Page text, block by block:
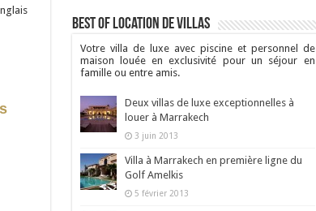
Best Of Location de Villas
Votre villa de luxe avec piscine et personnel de
maison louée en exclusivité pour un séjour en
famille ou entre amis.
Deux villas de luxe exceptionnelles à
louer à Marrakech
3 juin 2013
Villa à Marrakech en première ligne du
Golf Amelkis
5 février 2013